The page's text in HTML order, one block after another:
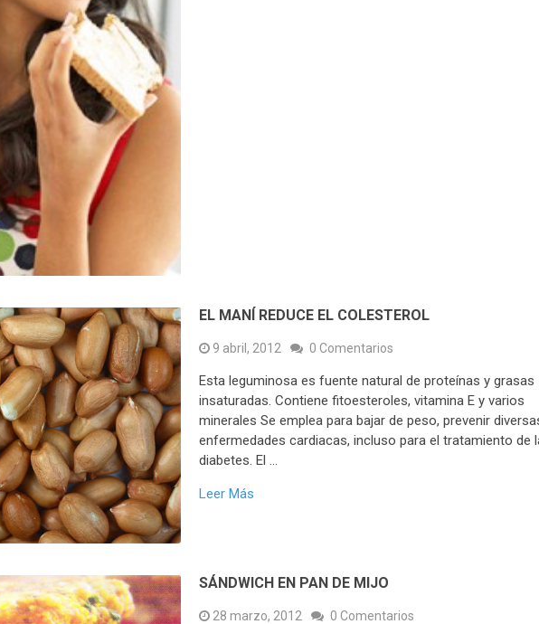
EL MANÍ REDUCE EL COLESTEROL
9 abril, 2012 0 Comentarios
Esta leguminosa es fuente natural de proteínas y grasas
insaturadas. Contiene fitoesteroles, vitamina E y varios
minerales Se emplea para bajar de peso, prevenir
enfermedades cardiacas, incluso para el tratamiento de
diabetes. El …
Leer Más
SÁNDWICH EN PAN DE MIJO
28 marzo, 2012 0 Comentarios